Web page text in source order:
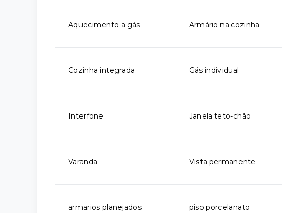
Aquecimento a gás Armário na cozinha
Cozinha integrada Gás individual
Interfone Janela teto-chão
Varanda Vista permanente
armarios planejados piso porcelanato